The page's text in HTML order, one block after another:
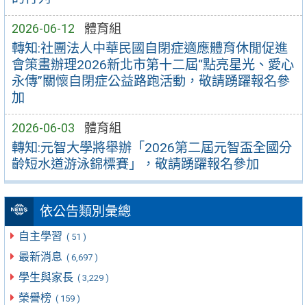
2026-06-12 體育組
轉知:社團法人中華民國自閉症適應體育休閒促進
會策畫辦理2026新北市第十二屆“點亮星光、愛心
永傳”關懷自閉症公益路跑活動，敬請踴躍報名參
加
2026-06-03 體育組
轉知:元智大學將舉辦「2026第二屆元智盃全國分
齡短水道游泳錦標賽」，敬請踴躍報名參加
依公告類別彙總
自主學習 ( 51 )
最新消息 ( 6,697 )
學生與家長 ( 3,229 )
榮譽榜 ( 159 )